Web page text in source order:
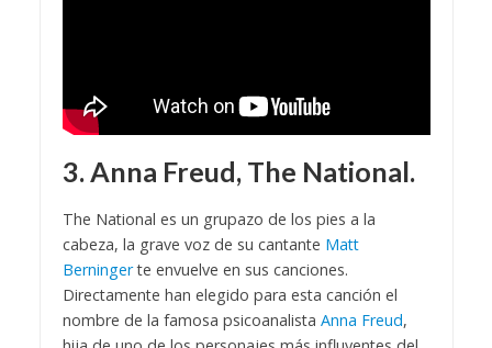
3. Anna Freud, The National.
The National es un grupazo de los pies a la
cabeza, la grave voz de su cantante Matt
Berningerte envuelve en sus canciones.
Directamente han elegido para esta canción el
nombre de la famosa psicoanalista Anna Freud,